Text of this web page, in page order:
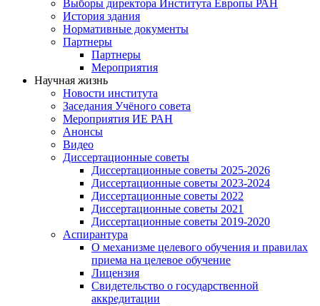
Выборы директора Института Европы РАН
История здания
Нормативные документы
Партнеры
Партнеры
Мероприятия
Научная жизнь
Новости института
Заседания Учёного совета
Мероприятия ИЕ РАН
Анонсы
Видео
Диссертационные советы
Диссертационные советы 2025-2026
Диссертационные советы 2023-2024
Диссертационные советы 2022
Диссертационные советы 2021
Диссертационные советы 2019-2020
Аспирантура
О механизме целевого обучения и правилах
приема на целевое обучение
Лицензия
Свидетельство о государственной
аккредитации